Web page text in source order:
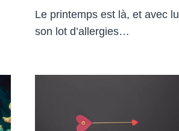
Le printemps est là, et avec
son lot d’allergies…